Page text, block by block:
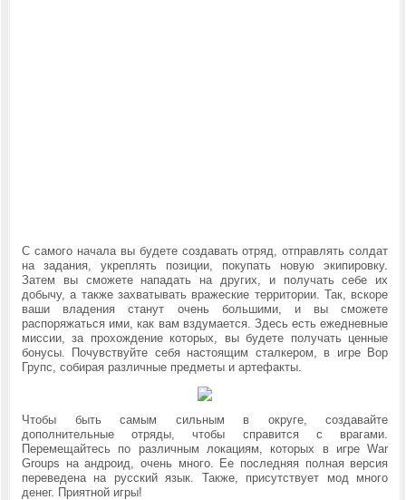
С самого начала вы будете создавать отряд, отправлять солдат
на задания, укреплять позиции, покупать новую экипировку.
Затем вы сможете нападать на других, и получать себе их
добычу, а также захватывать вражеские территории. Так, вскоре
ваши владения станут очень большими, и вы сможете
распоряжаться ими, как вам вздумается. Здесь есть ежедневные
миссии, за прохождение которых, вы будете получать ценные
бонусы. Почувствуйте себя настоящим сталкером, в игре Вор
Групс, собирая различные предметы и артефакты.
Чтобы быть самым сильным в округе, создавайте
дополнительные отряды, чтобы справится с врагами.
Перемещайтесь по различным локациям, которых в игре War
Groups на андроид, очень много. Ее последняя полная версия
переведена на русский язык. Также, присутствует мод много
денег. Приятной игры!